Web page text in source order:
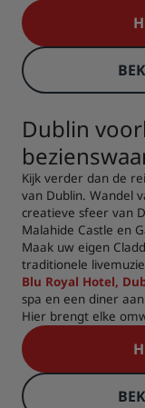
Dublin
Kijk verder dan de
van Dublin. Wandel
creatieve sfeer van
Malahide Castle en
Maak uw eigen
traditionele
Blu Royal Hotel,
spa en een diner
Hier brengt elke